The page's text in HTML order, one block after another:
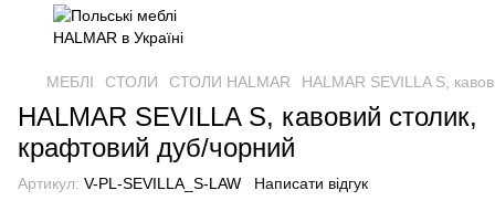
МЕБЛІ СТОЛИ СТОЛИ HALMAR HALMAR SEVILLA S,
HALMAR SEVILLA S, кавовий столик,
крафтовий дуб/чорний
Артикул: V-PL-SEVILLA_S-LAW Написати відгук